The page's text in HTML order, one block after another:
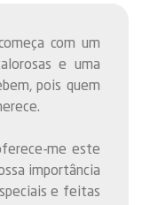
com um
e uma
pois quem
me este
importância
e feitas